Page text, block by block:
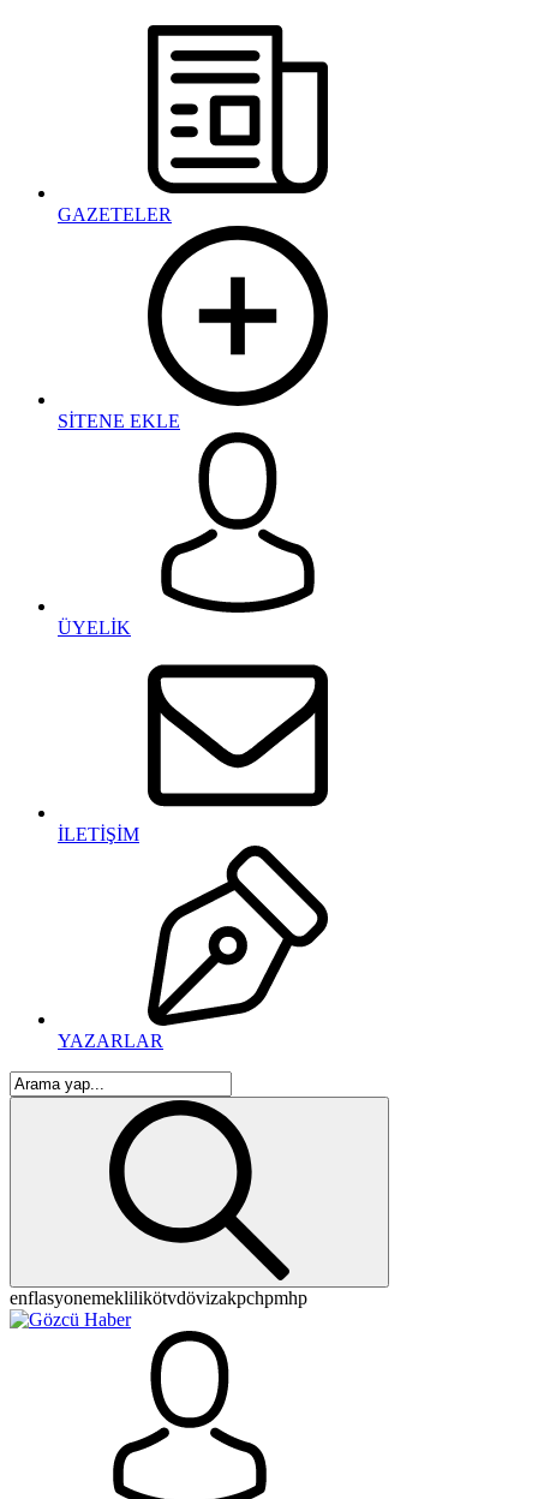
GAZETELER
SİTENE EKLE
ÜYELİK
İLETİŞİM
YAZARLAR
enflasyonemeklilikötvdövizakpchpmhp